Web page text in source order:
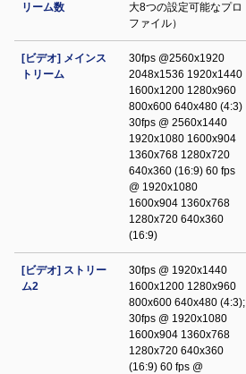
リーム数
大8つの設定可能なプロ
ファイル）
[ビデオ] メインス
トリーム
30fps @2560x1920
2048x1536 1920x1440
1600x1200 1280x960
800x600 640x480 (4:3)
30fps @ 2560x1440
1920x1080 1600x904
1360x768 1280x720
640x360 (16:9) 60 fps
@ 1920x1080
1600x904 1360x768
1280x720 640x360
(16:9)
[ビデオ] ストリー
ム2
30fps @ 1920x1440
1600x1200 1280x960
800x600 640x480 (4:3);
30fps @ 1920x1080
1600x904 1360x768
1280x720 640x360
(16:9) 60 fps @